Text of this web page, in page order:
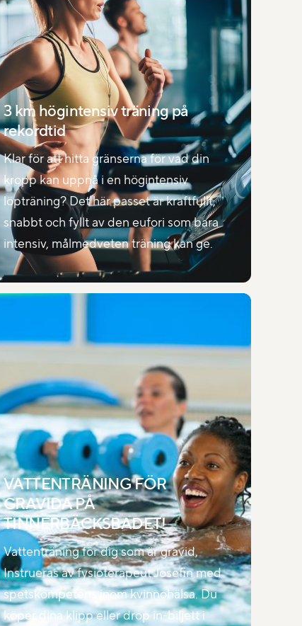
3 km högintensiv träning på
rekordtid
Klar för att hitta gränserna för vad din
kropp kan uppnå i en högintensiv
löpträning? Det här passet är kraftfullt,
snabbt och fyllt av den eufori som bara
intensiv, målmedveten träning kan ge.
VATTENTRÄNING FÖR
GRAVIDA PÅ
TINNERBÄCKSBADET!
Vattenträning för dig som är gravid,
Instrueras av fysioterapeut Josefin med
spetskompetens inom kvinnohälsa. Du
köper dina klipp eller drop in-biljett i